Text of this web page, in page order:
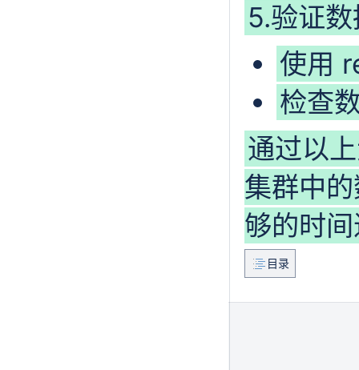
5.验证
使用
检查
通过以
集群中
够的时
目录